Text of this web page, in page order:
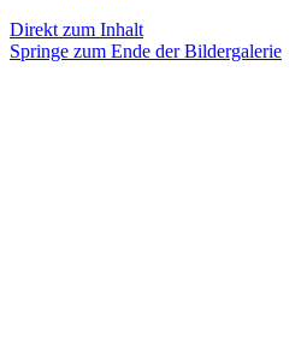
Direkt zum Inhalt
Springe zum Ende der Bildergalerie